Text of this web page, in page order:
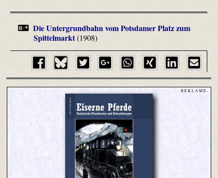
Die Untergrundbahn vom Potsdamer Platz zum
Spittelmarkt(1908)
- R E K L A M E -